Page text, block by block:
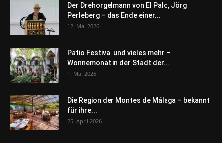
Der Drehorgelmann von El Palo, Jörg
Perleberg – das Ende einer...
12. Mai 2026
Patio Festival und vieles mehr –
Wonnemonat in der Stadt der...
1. Mai 2026
Die Region der Montes de Málaga – bekannt
für ihre...
25. April 2026